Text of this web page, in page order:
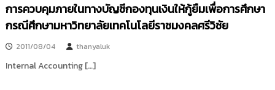
การควบคุมภายในทางบัญชีกองทุนเงินให้กู้ยืมเพื่อการศึกษา
กรณีศึกษามหาวิทยาลัยเทคโนโลยีราชมงคลศรีวิชัย
2011/08/04 thanyaluk
Internal Accounting […]